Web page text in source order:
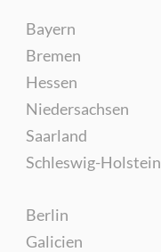
Bayern
Bremen
Hessen
Niedersachsen
Saarland
Schleswig-Holstein
Berlin
Galicien